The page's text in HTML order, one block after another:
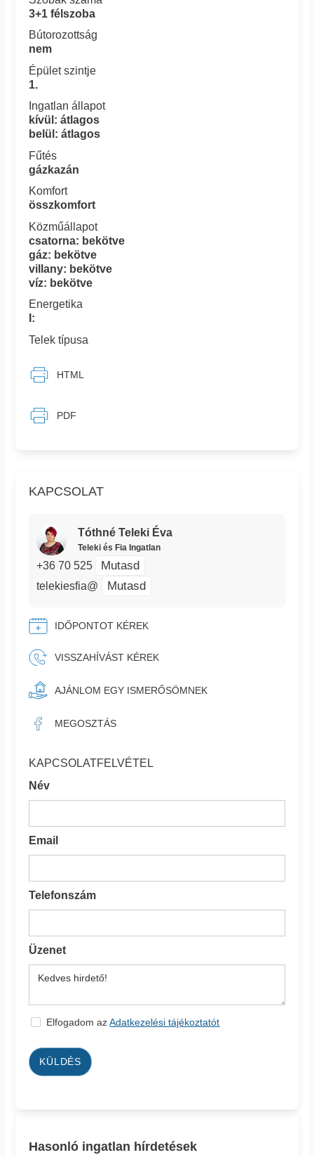
KAPCSOLAT
Tóthné Teleki Éva
Teleki és Fia Ingatlan
+36 70 525 Mutasd
telekiesfia@ Mutasd
IDŐPONTOT KÉREK
VISSZAHÍVÁST KÉREK
AJÁNLOM EGY ISMERŐSÖMNEK
MEGOSZTÁS
KAPCSOLATFELVÉTEL
Név
Email
Telefonszám
Üzenet
Elfogadom azAdatkezelési tájékoztatót
KÜLDÉS
3+1 félszoba
Bútorozottság
nem
Épület szintje
1.
Ingatlan állapot
kívül: átlagos
belül: átlagos
Fűtés
gázkazán
Komfort
összkomfort
Közműállapot
csatorna: bekötve
gáz: bekötve
villany: bekötve
víz: bekötve
Energetika
I:
Telek típusa
HTML
PDF
Hasonló ingatlan hírdetések